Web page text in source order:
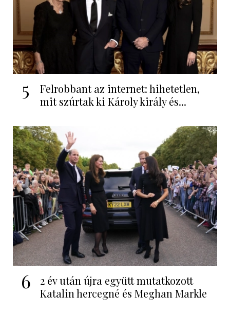
5
Felrobbant az internet: hihetetlen,
mit szúrtak ki Károly király és...
6
2 év után újra együtt mutatkozott
Katalin hercegné és Meghan Markle